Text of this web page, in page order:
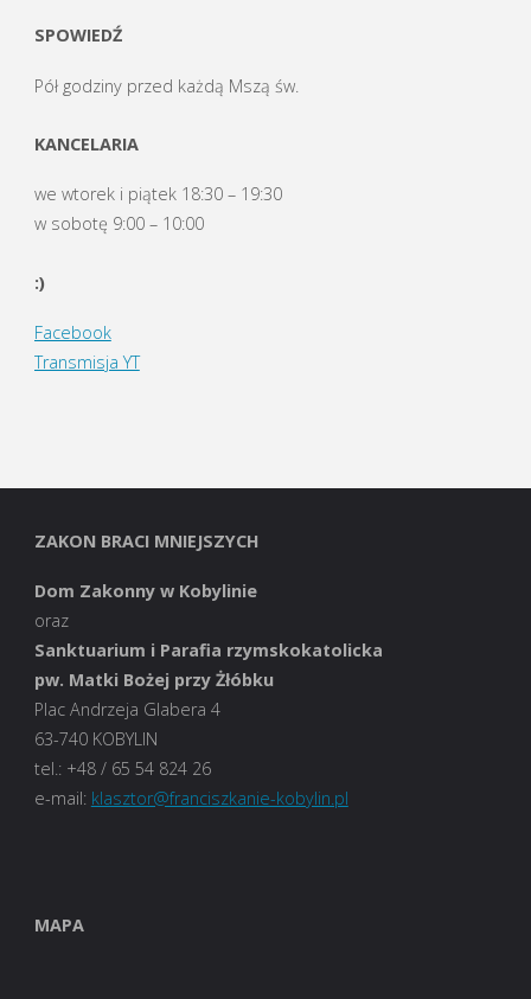
SPOWIEDŹ
Pół godziny przed każdą Mszą św.
KANCELARIA
we wtorek i piątek 18:30 – 19:30
w sobotę 9:00 – 10:00
:)
Facebook
Transmisja YT
ZAKON BRACI MNIEJSZYCH
Dom Zakonny w Kobylinie
oraz
Sanktuarium i Parafia rzymskokatolicka
pw. Matki Bożej przy Żłóbku
Plac Andrzeja Glabera 4
63-740 KOBYLIN
tel.: +48 / 65 54 824 26
e-mail: klasztor@franciszkanie-kobylin.pl
MAPA